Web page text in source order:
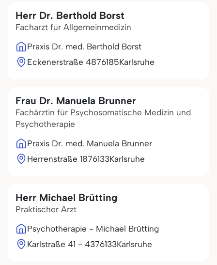
Herr Dr. Berthold Borst
Facharzt für Allgemeinmedizin
Praxis Dr. med. Berthold Borst
Eckenerstraße 4876185Karlsruhe
Frau Dr. Manuela Brunner
Fachärztin für Psychosomatische Medizin und
Psychotherapie
Praxis Dr. med. Manuela Brunner
Herrenstraße 1876133Karlsruhe
Herr Michael Brütting
Praktischer Arzt
Psychotherapie - Michael Brütting
Karlstraße 41 - 4376133Karlsruhe